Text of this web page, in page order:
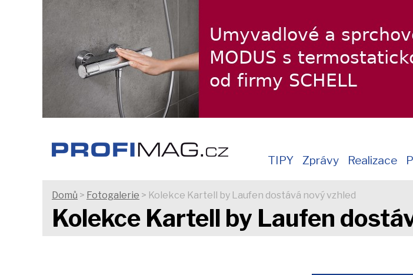
TIPY Zprávy Realizace
Domů > Fotogalerie > Kolekce Kartell by Laufen dostává nový vzhled
Kolekce Kartell by Laufen